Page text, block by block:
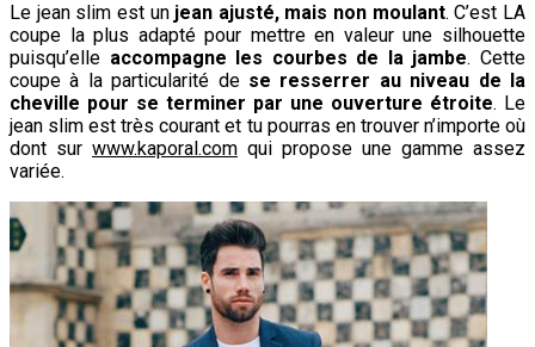
Le jean slim est un jean ajusté, mais non moulant. C’est LA
coupe la plus adapté pour mettre en valeur une silhouette
puisqu’elle accompagne les courbes de la jambe. Cette
coupe à la particularité de se resserrer au niveau de la
cheville pour se terminer par une ouverture étroite. Le
jean slim est très courant et tu pourras en trouver n’importe où
dont sur www.kaporal.com qui propose une gamme assez
variée.